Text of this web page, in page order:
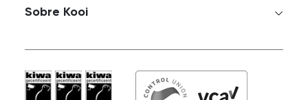
Sobre Kooi